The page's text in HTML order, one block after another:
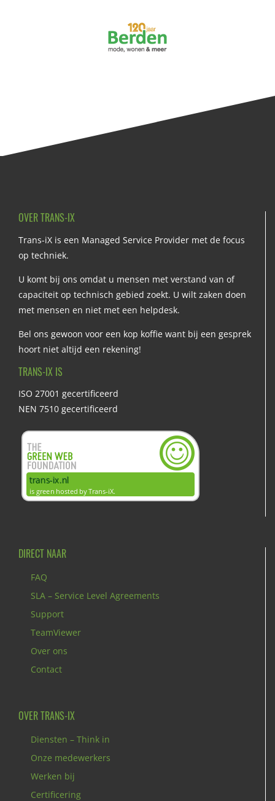
OVER TRANS-IX
Trans-iX is een Managed Service Provider met de focus
op techniek.
U komt bij ons omdat u mensen met verstand van of
capaciteit op technisch gebied zoekt. U wilt zaken doen
met mensen en niet met een helpdesk.
Bel ons gewoon voor een kop koffie want bij een gesprek
hoort niet altijd een rekening!
TRANS-IX IS
ISO 27001 gecertificeerd
NEN 7510 gecertificeerd
DIRECT NAAR
FAQ
SLA – Service Level Agreements
Support
TeamViewer
Over ons
Contact
OVER TRANS-IX
Diensten – Think in
Onze medewerkers
Werken bij
Certificering